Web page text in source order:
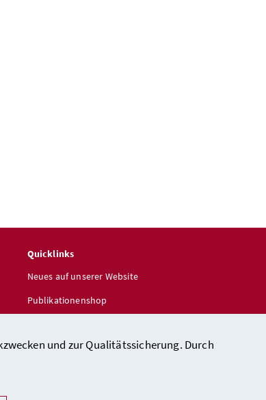
und zur Qualitätssicherung. Durch
Quicklinks
Neues auf unserer Website
Publikationenshop